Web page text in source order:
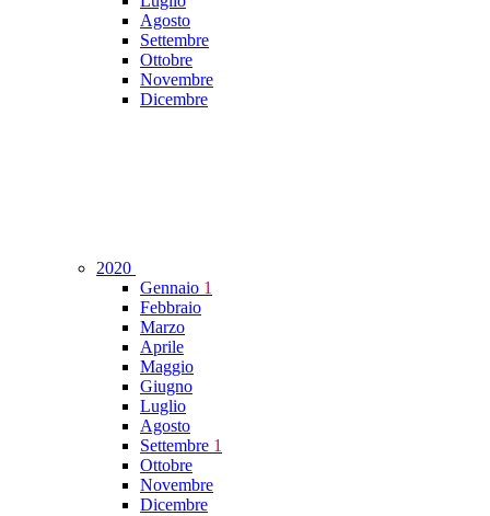
Agosto
Settembre
Ottobre
Novembre
Dicembre
2020
Gennaio 1
Febbraio
Marzo
Aprile
Maggio
Giugno
Luglio
Agosto
Settembre 1
Ottobre
Novembre
Dicembre